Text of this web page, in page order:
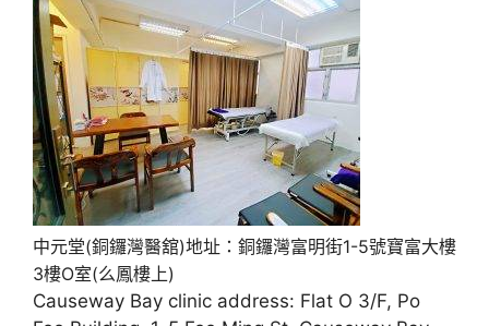
中元堂(銅鑼灣醫舘)地址：銅鑼灣富明街1-5號寶富大樓
3樓O室(么鳳樓上)
Causeway Bay clinic address: Flat O 3/F, Po